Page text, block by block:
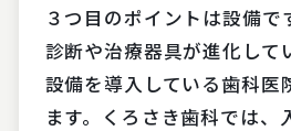
３つ目のポイントは設備で
診断や治療器具が進化して
設備を導入している歯科医
ます。くろさき歯科では、